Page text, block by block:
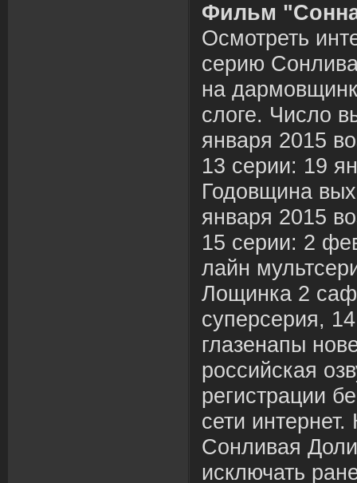
Фильм
Осмотреть
серию
на
слоге. Число
января 2015
13 серии: 19
Годовщина
января 2015
15 серии: 2
лайн
Лощинка 2
суперсерия,
глазенапы
российская
регистрации
сети
Сонливая
исключать